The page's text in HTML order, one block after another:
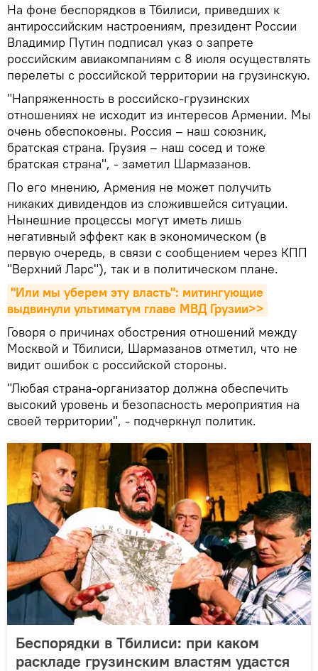
На фоне беспорядков в Тбилиси, приведших к
антироссийским настроениям, президент России
Владимир Путин подписал указ о запрете
российским авиакомпаниям с 8 июля осуществлять
перелеты с российской территории на грузинскую.
"Напряженность в российско-грузинских
отношениях не исходит из интересов Армении. Мы
очень обеспокоены. Россия – наш союзник,
братская страна. Грузия – наш сосед и тоже
братская страна", - заметил Шармазанов.
По его мнению, Армения не может получить
никаких дивидендов из сложившейся ситуации.
Нынешние процессы могут иметь лишь
негативный эффект как в экономическом (в
первую очередь, в связи с сообщением через КПП
"Верхний Ларс"), так и в политическом плане.
"Или мы уберем эту власть": митингующие
выдвинули ультиматум главе МВД Грузии>>
Говоря о причинах обострения отношений между
Москвой и Тбилиси, Шармазанов отметил, что не
видит ошибок с российской стороны.
"Любая страна-организатор должна обеспечить
высокий уровень и безопасность мероприятия на
своей территории", - подчеркнул политик.
Беспорядки в Тбилиси: при каком
раскладе грузинским властям удастся